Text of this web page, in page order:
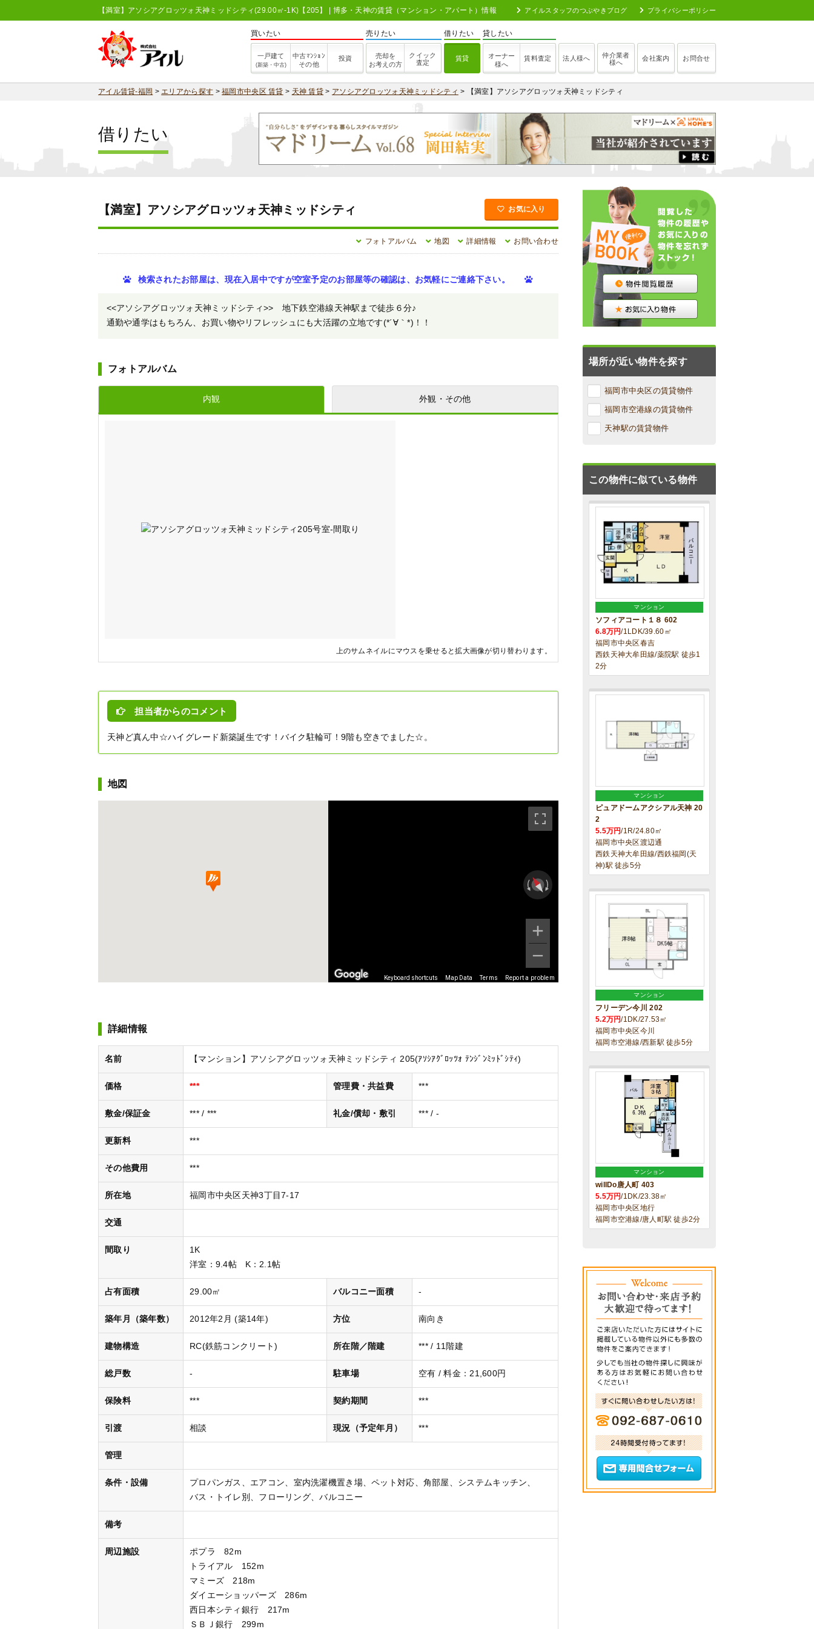
【満室】アソシアグロッツォ天神ミッドシティ(29.00㎡-1K)【205】 | 博多・天神の賃貸（マンション・アパート）情報 アイルスタッフのつぶやきブログ プライバシーポリシー
買いたい
一戸建て
(新築・中古)
中古ﾏﾝｼｮﾝ
その他
投資
売りたい
売却を
お考えの方
クイック
査定
借りたい
賃貸
貸したい
オーナー
様へ
賃料査定 法人様へ
仲介業者
様へ
会社案内 お問合せ
アイル賃貸-福岡 >エリアから探す >福岡市中央区 賃貸 > 天神 賃貸 > アソシアグロッツォ天神ミッドシティ > 【満室】アソシアグロッツォ天神ミッドシティ
借りたい
【満室】アソシアグロッツォ天神ミッドシティ お気に入り
フォトアルバム 地図 詳細情報 お問い合わせ
検索されたお部屋は、現在入居中ですが空室予定のお部屋等の確認は、お気軽にご連絡下さい。
<<アソシアグロッツォ天神ミッドシティ>> 地下鉄空港線天神駅まで徒歩６分♪
通勤や通学はもちろん、お買い物やリフレッシュにも大活躍の立地です(*´∀｀*)！！
フォトアルバム
内観 外観・その他
上のサムネイルにマウスを乗せると拡大画像が切り替わります。
担当者からのコメント
天神ど真ん中☆ハイグレード新築誕生です！バイク駐輪可！9階も空きでました☆。
地図
Keyboard shortcuts Map Data Terms Report a problem
詳細情報
名前 【マンション】アソシアグロッツォ天神ミッドシティ 205(ｱｿｼｱｸﾞﾛｯﾂｫ ﾃﾝｼﾞﾝﾐｯﾄﾞｼﾃｨ)
価格 *** 管理費・共益費 ***
敷金/保証金 *** / *** 礼金/償却・敷引 *** / -
更新料 ***
その他費用 ***
所在地 福岡市中央区天神3丁目7-17
交通
間取り
1K
洋室 ：9.4帖 K：2.1帖
占有面積 29.00㎡ バルコニー面積 -
築年月（築年数） 2012年2月 (築14年) 方位 南向き
建物構造 RC(鉄筋コンクリート) 所在階／階建 *** / 11階建
総戸数 - 駐車場 空有 / 料金：21,600円
保険料 *** 契約期間 ***
引渡 相談 現況（予定年月） ***
管理
条件・設備 プロパンガス エアコン 室内洗濯機置き場 ペット対応 角部屋
システムキッチン
バス・トイレ別
フローリング バルコニー
備考
周辺施設
ポプラ 82m
トライアル 152m
マミーズ 218m
ダイエーショッパーズ 286m
西日本シティ銀行 217m
ＳＢＪ銀行 299m
場所が近い物件を探す
福岡市中央区の賃貸物件
福岡市空港線の賃貸物件
天神駅の賃貸物件
この物件に似ている物件
マンション
ソフィアコート１８ 602
6.8万円/1LDK/39.60㎡
福岡市中央区春吉
西鉄天神大牟田線/薬院駅 徒歩1
2分
マンション
ピュアドームアクシアル天神 20
2
5.5万円/1R/24.80㎡
福岡市中央区渡辺通
西鉄天神大牟田線/西鉄福岡(天
神)駅 徒歩5分
マンション
フリーデン今川 202
5.2万円/1DK/27.53㎡
福岡市中央区今川
福岡市空港線/西新駅 徒歩5分
マンション
willDo唐人町 403
5.5万円/1DK/23.38㎡
福岡市中央区地行
福岡市空港線/唐人町駅 徒歩2分